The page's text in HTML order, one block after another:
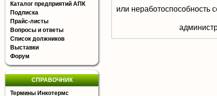
Каталог предприятий АПК
Подписка
Прайс-листы
Вопросы и ответы
Список должников
Выставки
Форум
СПРАВОЧНИК
Термины Инкотермс
или неработоспособность